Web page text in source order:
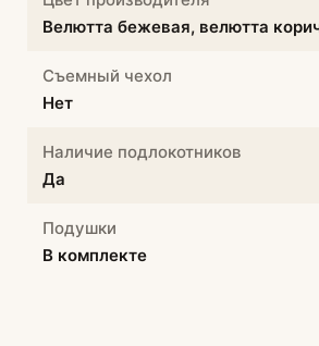
Велютта бежевая, велютта
Съемный чехол
Нет
Наличие подлокотников
Да
Подушки
В комплекте